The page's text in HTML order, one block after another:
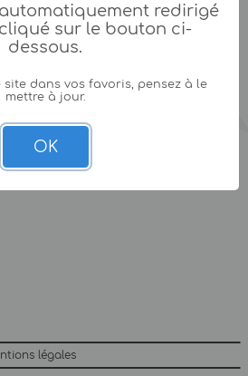
légales
redirigé
sur le bouton ci-
dessous.
site dans vos favoris, pensez à le
mettre à jour.
OK